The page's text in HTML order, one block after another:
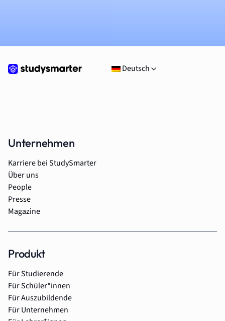
Deutsch
Unternehmen
Karriere bei StudySmarter
Über uns
People
Presse
Magazine
Produkt
Für Studierende
Für Schüler*innen
Für Auszubildende
Für Unternehmen